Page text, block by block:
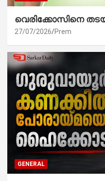
വെരിക്കോസിനെ
27/07/2026 Prem
GENERAL